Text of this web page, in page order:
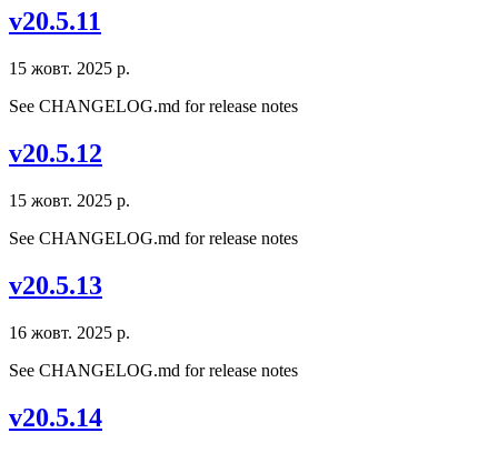
v20.5.11
15 жовт. 2025 р.
See CHANGELOG.md for release notes
v20.5.12
15 жовт. 2025 р.
See CHANGELOG.md for release notes
v20.5.13
16 жовт. 2025 р.
See CHANGELOG.md for release notes
v20.5.14